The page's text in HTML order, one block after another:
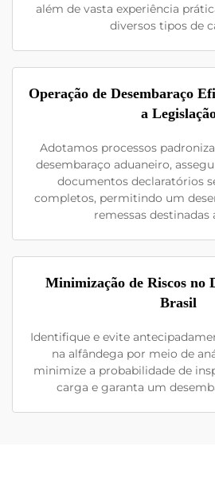
além de vasta experiência
diversos tipos de
Operação de Desembaraço
a
Adotamos processos
desembaraço aduaneiro,
documentos declaratórios
completos, permitindo um
remessas destinadas
Minimização de Riscos no
Brasil
Identifique e evite
na alfândega por meio de
minimize a probabilidade de
carga e garanta um